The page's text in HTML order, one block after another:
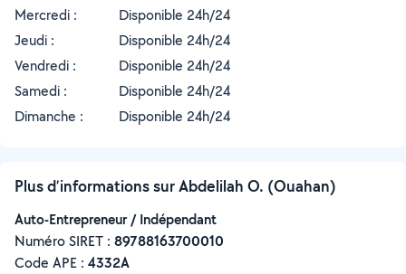
Mercredi :
Disponible 24h/24
Jeudi :
Disponible 24h/24
Vendredi :
Disponible 24h/24
Samedi :
Disponible 24h/24
Dimanche :
Disponible 24h/24
Plus d’informations sur Abdelilah O. (Ouahan)
Auto-Entrepreneur / Indépendant
Numéro SIRET : ‍89788163700010
Code APE : 4332A